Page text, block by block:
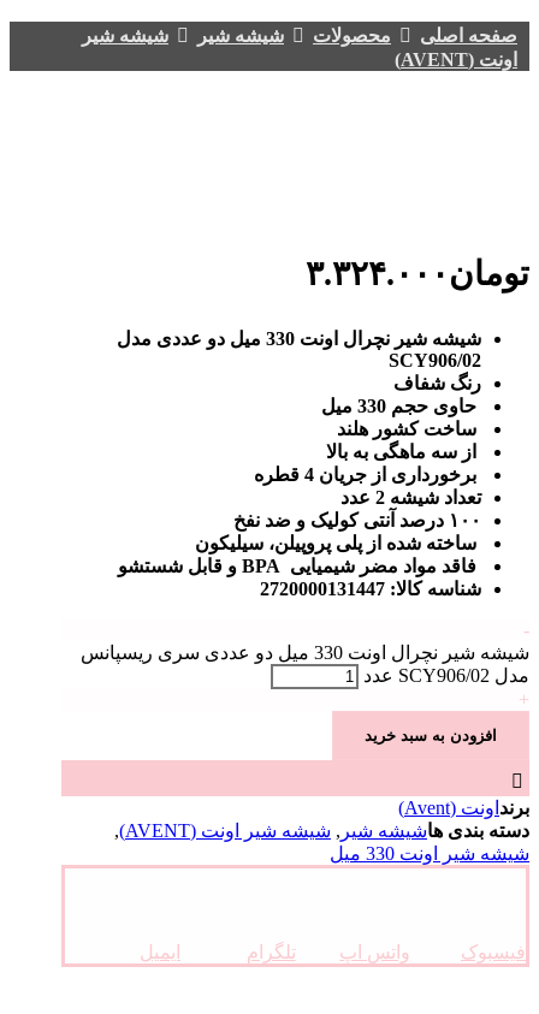
صفحه اصلی محصولات شیشه شیر
شیشه شیر
اونت (AVENT)
تومان۳.۳۲۴.۰۰۰
شیشه شیر نچرال اونت 330 میل دو عددی مدل
SCY906/02
رنگ شفاف
حاوی حجم 330 میل
ساخت کشور هلند
از سه ماهگی به بالا
برخورداری از جریان 4 قطره
تعداد شیشه 2 عدد
۱۰۰ درصد آنتی کولیک و ضد نفخ
ساخته شده از پلی پروپیلن، سیلیکون
فاقد مواد مضر شیمیایی BPA و قابل شستشو
شناسه کالا: 2720000131447
-
شیشه شیر نچرال اونت 330 میل دو عددی سری ریسپانس
مدل SCY906/02 عدد
+
افزودن به سبد خرید
برند اونت (Avent)
دسته بندی هاشیشه شیر , شیشه شیر اونت (AVENT)
,
شیشه شیر اونت 330 میل
فیسبوک واتس اپ تلگرام ایمیل